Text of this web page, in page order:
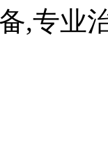
,专业